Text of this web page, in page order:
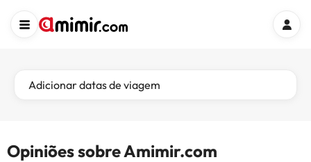
Adicionar datas de viagem
Opiniões sobre Amimir.com